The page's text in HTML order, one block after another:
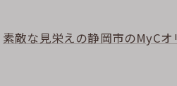
素敵な見栄えの静岡市のMyC